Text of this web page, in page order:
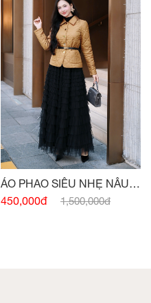
ÁO PHAO SIÊU NHẸ NÂU
BÒ
450,000đ 1,500,000đ